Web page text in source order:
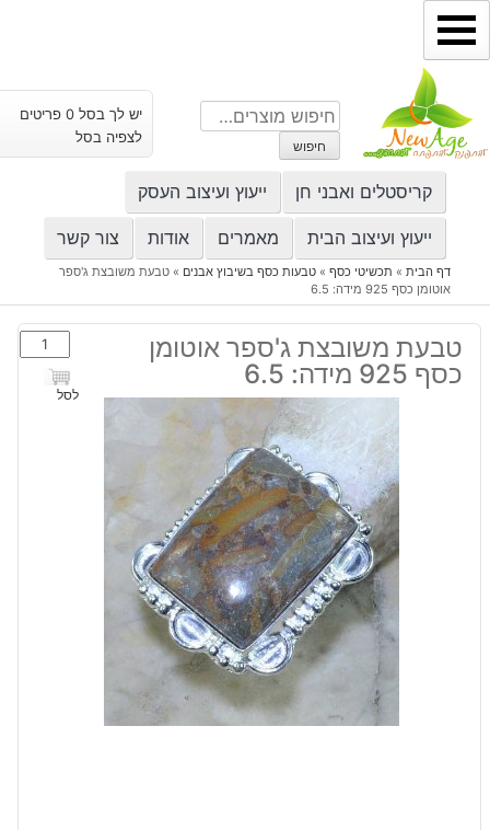
דילוג
לתוכן
חיפוש
עבור:
חיפוש
יש לך בסל 0 פריטים
לצפיה בסל
קריסטלים ואבני חן ייעוץ ועיצוב העסק
ייעוץ ועיצוב הבית מאמרים אודות צור קשר
דף הבית» תכשיטי כסף» טבעות כסף בשיבוץ אבנים » טבעת משובצת ג'ספר
אוטומן כסף 925 מידה: 6.5
טבעת משובצת ג'ספר אוטומן
כסף 925 מידה: 6.5
כמות
של
טבעת
לסל